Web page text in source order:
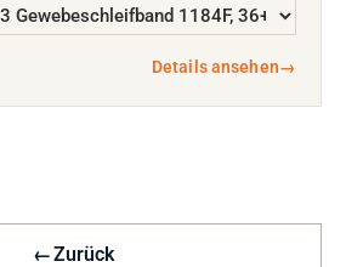
Details ansehen→
←Zurück